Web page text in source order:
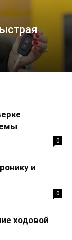
0
и
0
ходовой